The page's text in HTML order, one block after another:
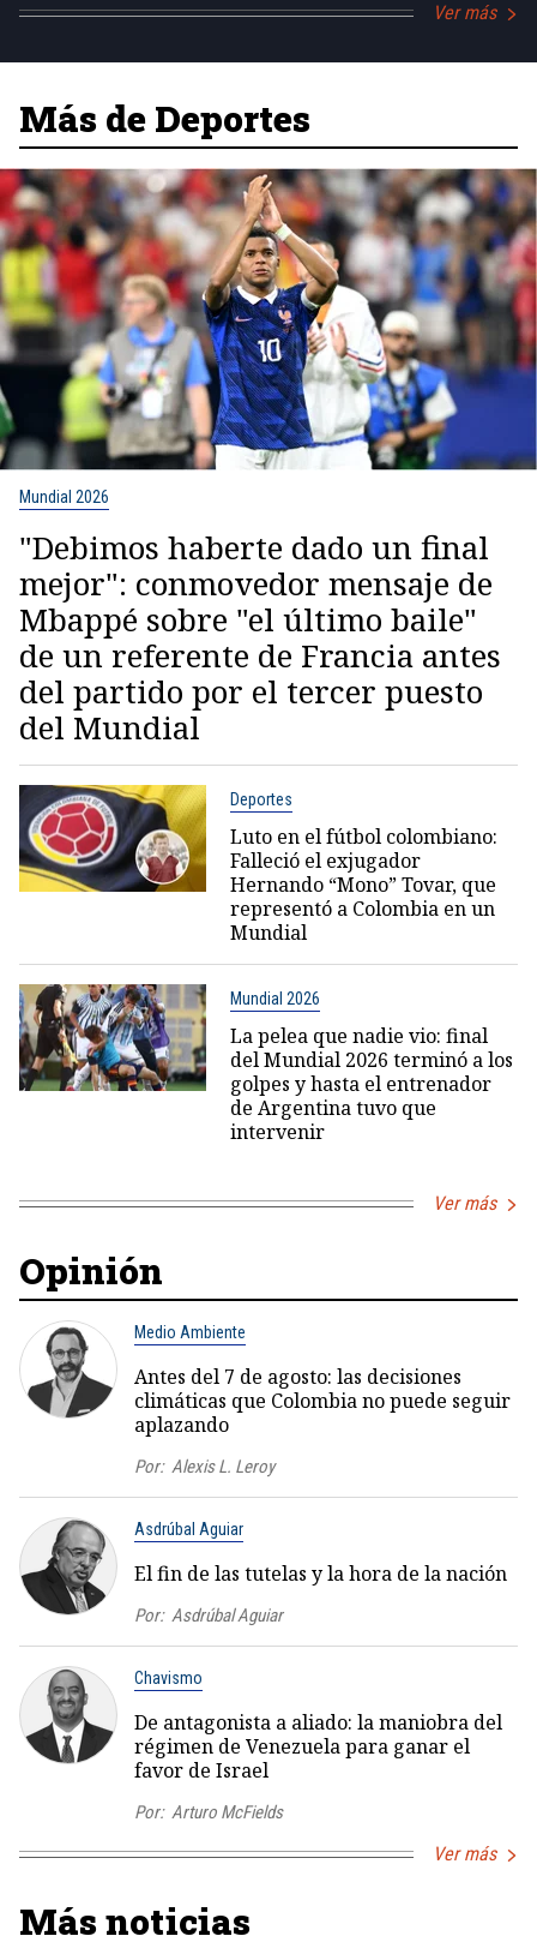
Ver más
Más de Deportes
Mundial 2026
"Debimos haberte dado un final
mejor": conmovedor mensaje de
Mbappé sobre "el último baile"
de un referente de Francia antes
del partido por el tercer puesto
del Mundial
Deportes
Luto en el fútbol colombiano:
Falleció el exjugador
Hernando “Mono” Tovar, que
representó a Colombia en un
Mundial
Mundial 2026
La pelea que nadie vio: final
del Mundial 2026 terminó a los
golpes y hasta el entrenador
de Argentina tuvo que
intervenir
Ver más
Opinión
Medio Ambiente
Antes del 7 de agosto: las decisiones
climáticas que Colombia no puede seguir
aplazando
Por: Alexis L. Leroy
Asdrúbal Aguiar
El fin de las tutelas y la hora de la nación
Por: Asdrúbal Aguiar
Chavismo
De antagonista a aliado: la maniobra del
régimen de Venezuela para ganar el
favor de Israel
Por: Arturo McFields
Ver más
Más noticias